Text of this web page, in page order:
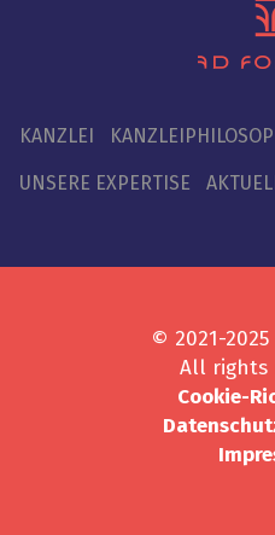
KANZLEI
UNSERE EXPERTISE
© 2021-
All rights
Cookie-